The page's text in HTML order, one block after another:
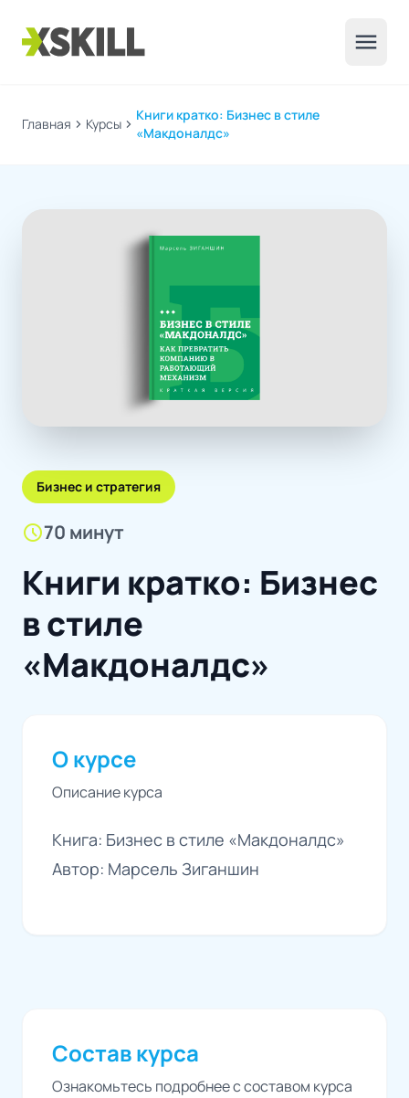
menu
Главная chevron_right Курсы chevron_right
Книги кратко: Бизнес в стиле
«Макдоналдс»
Бизнес и стратегия
schedule70 минут
Книги кратко: Бизнес
в стиле
«Макдоналдс»
О курсе
Описание курса
Книга: Бизнес в стиле «Макдоналдс»
Автор: Марсель Зиганшин
Состав курса
Ознакомьтесь подробнее с составом курса